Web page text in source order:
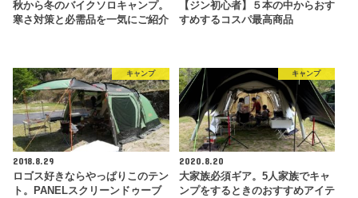
秋から冬のバイクソロキャンプ。
寒さ対策と必需品を一気にご紹介
【ジン初心者】５本の中からおす
すめするコスパ最高商品
キャンプ
2018.8.29
ロゴス好きならやっぱりこのテン
ト。PANELスクリーンドゥーブ
キャンプ
2020.8.20
大家族必須ギア。5人家族でキャ
ンプをするときのおすすめアイテ